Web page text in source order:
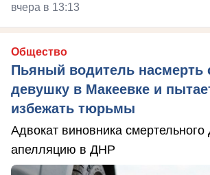
вчера в 13:13
Общество
Пьяный водитель насмерть
девушку в Макеевке и
избежать тюрьмы
Адвокат виновника
апелляцию в ДНР